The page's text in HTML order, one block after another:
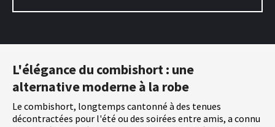
L'élégance du combishort : une
alternative moderne à la robe
Le combishort, longtemps cantonné à des tenues
décontractées pour l'été ou des soirées entre amis, a connu